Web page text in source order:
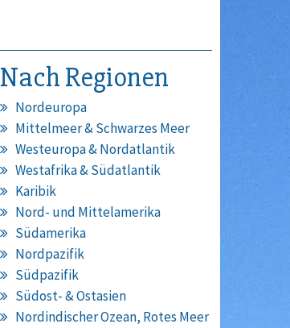
Nach Regionen
Nordeuropa
Mittelmeer & Schwarzes Meer
Westeuropa & Nordatlantik
Westafrika & Südatlantik
Karibik
Nord- und Mittelamerika
Südamerika
Nordpazifik
Südpazifik
Südost- & Ostasien
Nordindischer Ozean, Rotes Meer